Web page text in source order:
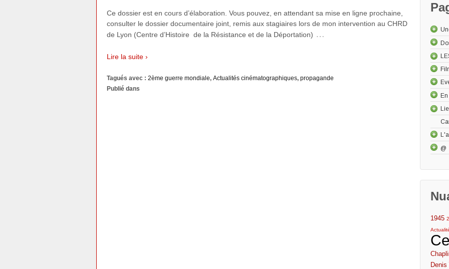
Ce dossier est en cours d’élaboration. Vous pouvez, en attendant sa mise en ligne prochaine,
consulter le dossier documentaire joint, remis aux stagiaires lors de mon intervention au CHRD
de Lyon (Centre d’Histoire de la Résistance et de la Déportation) …
Lire la suite ›
Tagués avec : 2ème guerre mondiale, Actualités cinématographiques, propagande
Publié dans
@
1945